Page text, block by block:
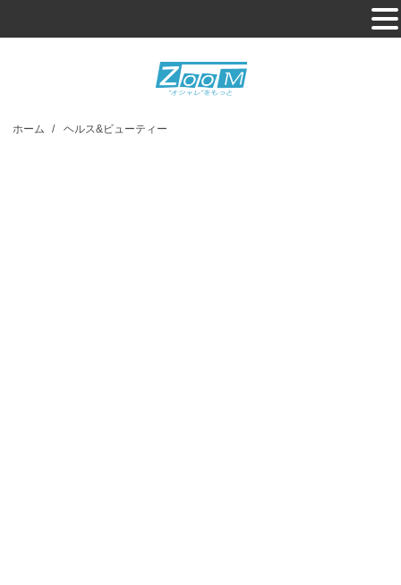
ホーム / ヘルス&ビューティー